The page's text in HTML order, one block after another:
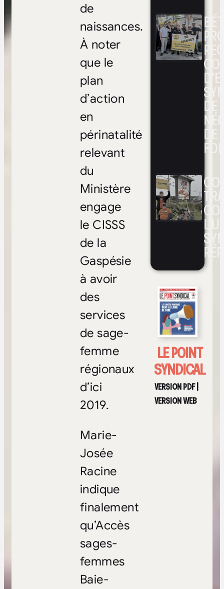
DE
DE
FOI
LE POINT
SYNDICAL
VERSION PDF|
VERSION WEB
de
naissances.
À noter
que le
plan
d’action
en
périnatalité
relevant
du
Ministère
engage
le CISSS
de la
Gaspésie
à avoir
des
services
de sage-
femme
régionaux
d’ici
2019.
Marie-
Josée
Racine
indique
finalement
qu’Accès
sages-
femmes
Baie-